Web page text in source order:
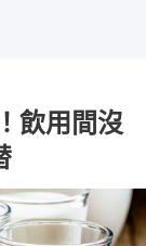
飲用間沒